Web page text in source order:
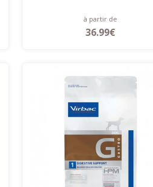
à partir de
36.99€